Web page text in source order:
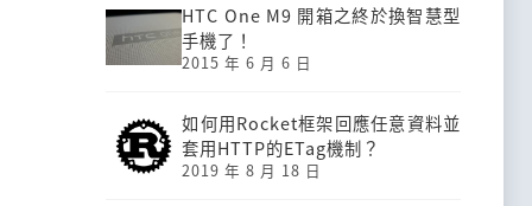
HTC One M9 開箱之終於換智慧型
手機了！
2015 年 6 月 6 日
如何用Rocket框架回應任意資料並
套用HTTP的ETag機制？
2019 年 8 月 18 日